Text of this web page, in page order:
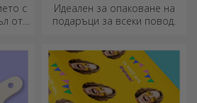
с
от
със стикери
Идеален за опаковане на
подаръци за всеки повод.